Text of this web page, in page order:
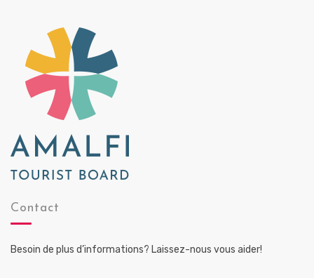
Contact
Besoin de plus d’informations? Laissez-nous vous aider!